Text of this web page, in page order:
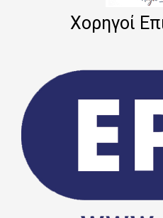
Χορηγοί